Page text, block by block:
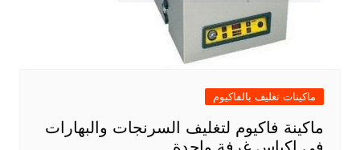
ماكينات تغليف بالفاكيوم
ماكينة فاكيوم لتغليف السرنجات والبهارات